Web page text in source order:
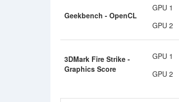
Geekbench - OpenCL
GPU 1
GPU 2
3DMark Fire Strike -
Graphics Score
GPU 1
GPU 2